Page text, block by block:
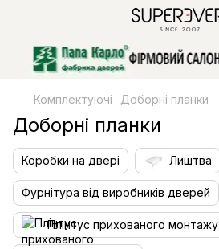
Комплектуючі Доборні планки
Доборні планки
Коробки на двері Лиштва
Фурнітура від виробників дверей
Плінтус прихованого монтажу